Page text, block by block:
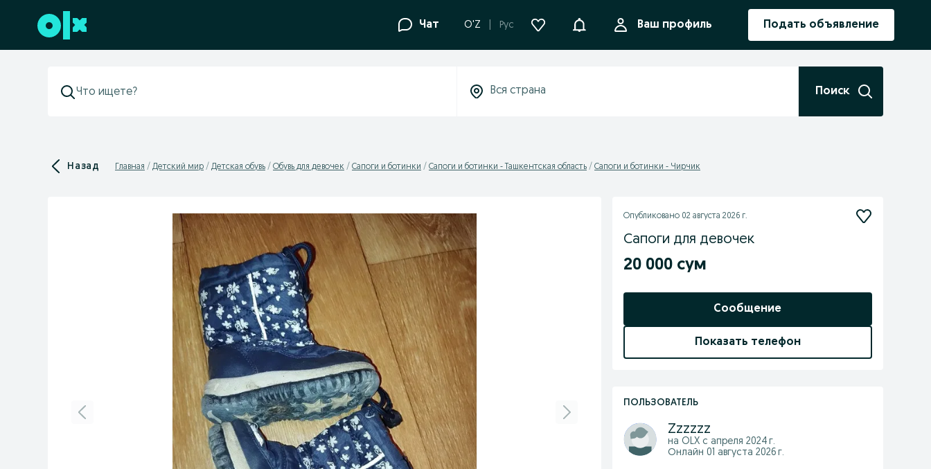
Перейти к нижнему колонтитулу Чат O'Z Рус УведомленияВаш профиль Подать объявление
Поиск
Назад Главная Детский мир Детская обувь Обувь для девочек Сапоги и ботинки Сапоги и ботинки - Ташкентская область Сапоги и ботинки - Чирчик
Опубликовано 02 августа 2026 г.
Сапоги для девочек
20 000 сум
Сообщение
Показать телефон
ПОЛЬЗОВАТЕЛЬ
Zzzzzz
на OLX с апреля 2024 г.
Онлайн 01 августа 2026 г.